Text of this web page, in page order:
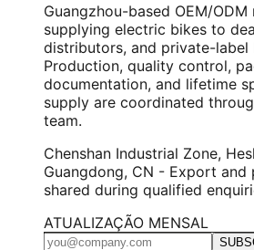
Guangzhou-based OEM/
supplying electric bikes to
distributors, and private-label
Production, quality control,
documentation, and lifetime
supply are coordinated
team.
Chenshan Industrial Zone,
Guangdong, CN - Export
shared during qualified
ATUALIZAÇÃO MENSAL